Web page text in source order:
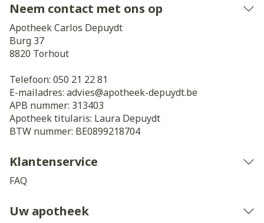
Neem contact met ons op
Apotheek Carlos Depuydt
Burg 37
8820 Torhout
Telefoon: 050 21 22 81
E-mailadres: advies@apotheek-depuydt.be
APB nummer: 313403
Apotheek titularis: Laura Depuydt
BTW nummer: BE0899218704
Klantenservice
FAQ
Uw apotheek